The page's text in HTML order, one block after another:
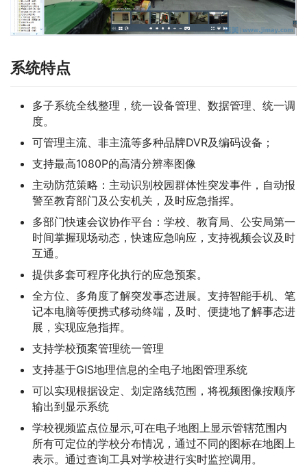
系统特点
多子系统全线整理，统一设备管理、数据管理、统一调
度。
可管理主流、非主流等多种品牌DVR及编码设备；
支持最高1080P的高清分辨率图像
主动防范策略：主动识别校园群体性突发事件，自动报
警至教育部门及公安机关，及时应急指挥。
多部门快速会议协作平台：学校、教育局、公安局第一
时间掌握现场动态，快速应急响应，支持视频会议及时
互通。
提供多套可程序化执行的应急预案。
全方位、多角度了解突发事态进展。支持智能手机、笔
记本电脑等便携式移动终端，及时、便捷地了解事态进
展，实现应急指挥。
支持学校预案管理统一管理
支持基于GIS地理信息的全电子地图管理系统
可以实现根据设定、划定路线范围，将视频图像按顺序
输出到显示系统
学校视频监点位显示,可在电子地图上显示管辖范围内
所有可定位的学校分布情况，通过不同的图标在地图上
表示。通过查询工具对学校进行实时监控调用。